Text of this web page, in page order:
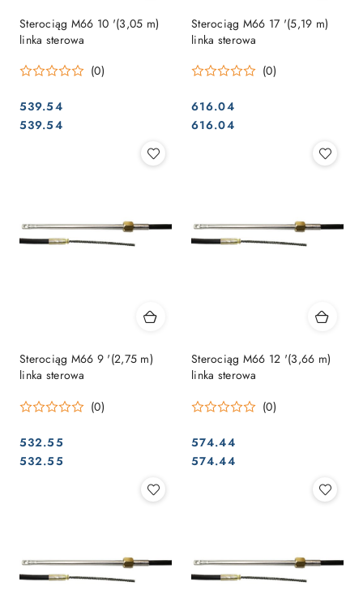
Sterociąg M66 10 '(3,05 m)
linka sterowa
(0)
Cena:
539.54
Cena:
539.54
Sterociąg M66 17 '(5,19 m)
linka sterowa
(0)
Cena:
616.04
Cena:
616.04
Sterociąg M66 9 '(2,75 m)
linka sterowa
(0)
Cena:
532.55
Cena:
532.55
Sterociąg M66 12 '(3,66 m)
linka sterowa
(0)
Cena:
574.44
Cena:
574.44